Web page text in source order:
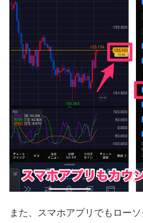
また、スマホアプリでもロー